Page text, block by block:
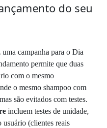
do seu
campanha para o Dia
permite que duas
com o mesmo
o mesmo shampoo com
são evitados com testes.
incluem testes de unidade,
usuário (clientes reais